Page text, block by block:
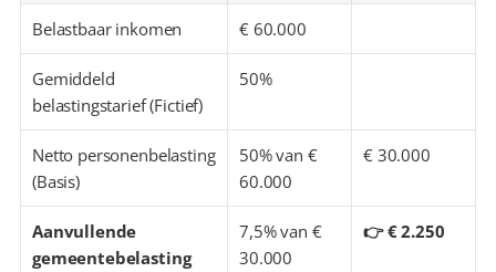
Belastbaar inkomen € 60.000
Gemiddeld
belastingstarief (Fictief)
50%
Netto personenbelasting
(Basis)
50% van €
60.000
€ 30.000
Aanvullende
gemeentebelasting
7,5% van €
30.000
👉 € 2.250